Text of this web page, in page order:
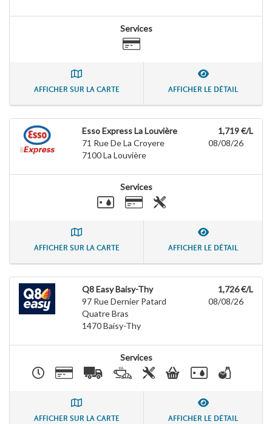
Services
AFFICHER SUR LA CARTE AFFICHER LE DÉTAIL
Esso Express La Louvière
71 Rue De La Croyere
7100La Louvière
1,719 €/L
08/08/26
Services
AFFICHER SUR LA CARTE AFFICHER LE DÉTAIL
Q8 Easy Baisy-Thy
97 Rue Dernier Patard
Quatre Bras
1470Baisy-Thy
1,726 €/L
08/08/26
Services
AFFICHER SUR LA CARTE AFFICHER LE DÉTAIL